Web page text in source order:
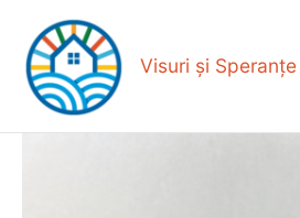
content
Visuri și Speranțe